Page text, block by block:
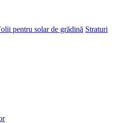
pentru solar de grădină Straturi